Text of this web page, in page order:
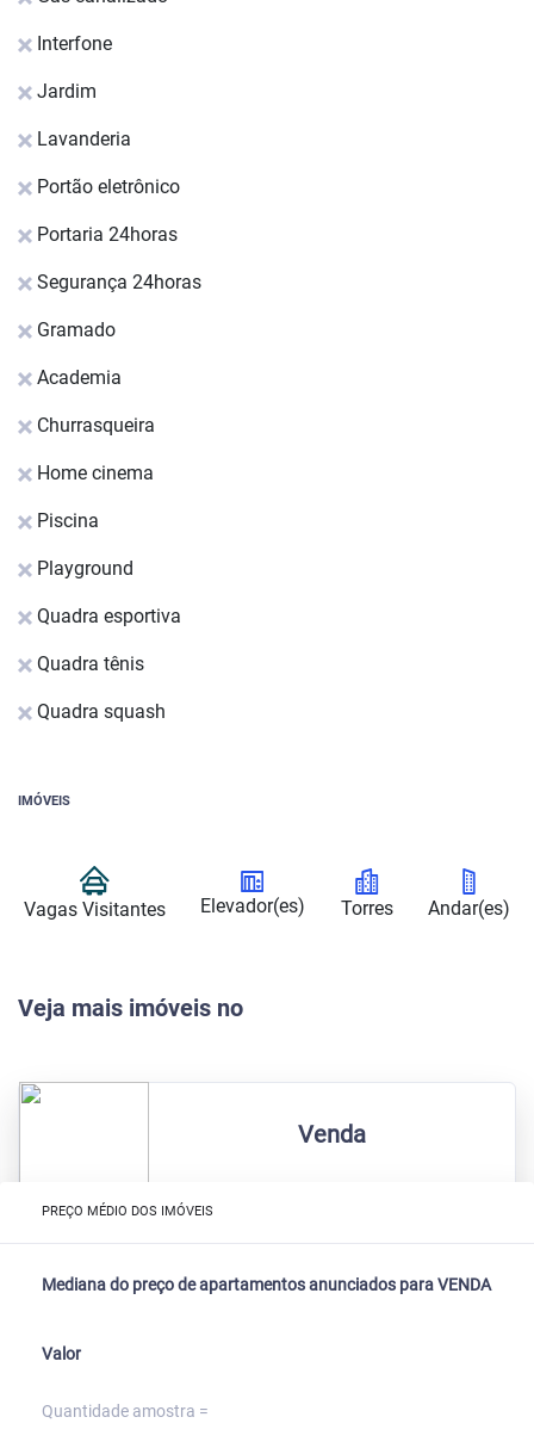
Interfone
Jardim
Lavanderia
Portão eletrônico
Portaria 24horas
Segurança 24horas
Gramado
Academia
Churrasqueira
Home cinema
Piscina
Playground
Quadra esportiva
Quadra tênis
Quadra squash
IMÓVEIS
Vagas Visitantes Elevador(es) Torres Andar(es)
Veja mais imóveis no
Venda
PREÇO MÉDIO DOS IMÓVEIS
Mediana do preço de apartamentos anunciados para VENDA
Valor
Quantidade amostra =